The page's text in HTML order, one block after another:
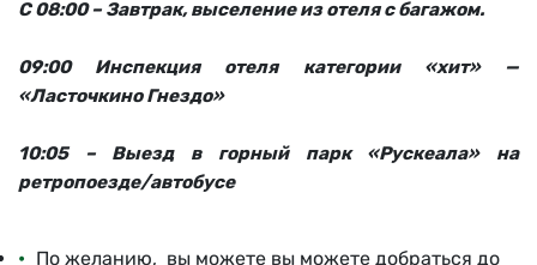
С 08:00 – Завтрак, выселение из отеля с багажом.
09:00 Инспекция отеля категории «хит» —
«Ласточкино Гнездо»
10:05 – Выезд в горный парк «Рускеала» на
ретропоезде/автобусе
По желанию, вы можете вы можете добраться до